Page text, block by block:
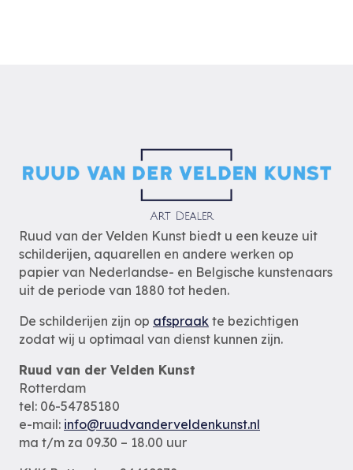
Ruud van der Velden Kunst biedt u een keuze uit
schilderijen, aquarellen en andere werken op
papier van Nederlandse- en Belgische kunstenaars
uit de periode van 1880 tot heden.
De schilderijen zijn op afspraak te bezichtigen
zodat wij u optimaal van dienst kunnen zijn.
Ruud van der Velden Kunst
Rotterdam
tel: 06-54785180
e-mail: info@ruudvanderveldenkunst.nl
ma t/m za 09.30 – 18.00 uur